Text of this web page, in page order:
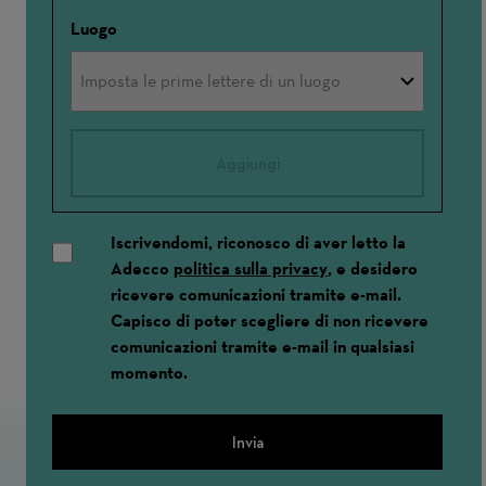
Luogo
Iscrivendomi, riconosco di aver letto la
Adecco politica sulla privacy, e desidero
ricevere comunicazioni tramite e-mail.
Capisco di poter scegliere di non ricevere
comunicazioni tramite e-mail in qualsiasi
momento.
Invia